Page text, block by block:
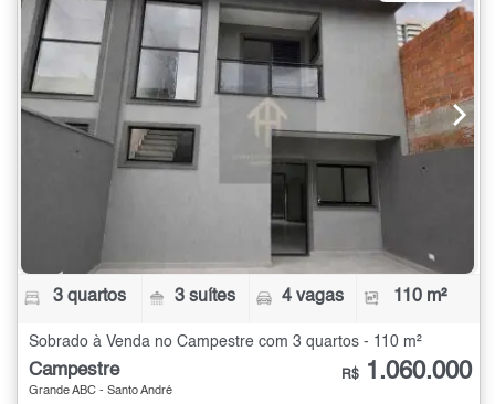
3 quartos 3 suítes 4 vagas 110 m²
Sobrado à Venda no Campestre com 3 quartos - 110 m²
Campestre
Grande ABC - Santo André
R$ 1.060.000